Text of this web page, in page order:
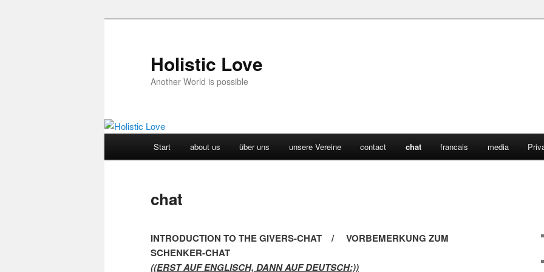
Holistic Love
Another World is possible
Zum
wechseln
Start about us über uns unsere Vereine contact chat francais media
chat
INTRODUCTION TO THE GIVERS-CHAT / VORBEMERKUNG ZUM
SCHENKER-CHAT
((ERST AUF ENGLISCH, DANN AUF DEUTSCH:))